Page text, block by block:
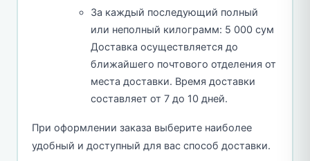
За каждый последующий полный
или неполный килограмм: 5 000 сум
Доставка осуществляется до
ближайшего почтового отделения от
места доставки. Время доставки
составляет от 7 до 10 дней.
При оформлении заказа выберите наиболее
удобный и доступный для вас способ доставки.